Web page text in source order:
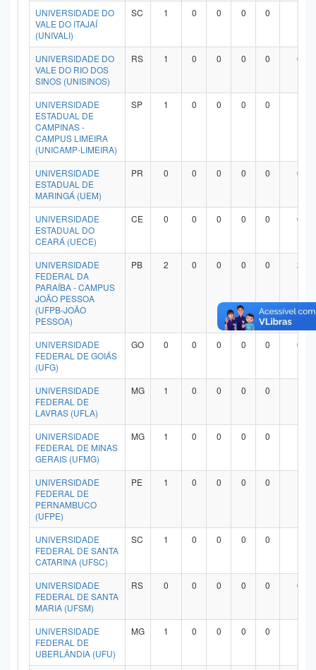
UNIVERSIDADE DO
VALE DO ITAJAÍ
(UNIVALI)
SC 1 0 0 0 0
UNIVERSIDADE DO
VALE DO RIO DOS
SINOS (UNISINOS)
RS 1 0 0 0 0 0
UNIVERSIDADE
ESTADUAL DE
CAMPINAS -
CAMPUS LIMEIRA
(UNICAMP-LIMEIRA)
SP 1 0 0 0 0
UNIVERSIDADE
ESTADUAL DE
MARINGÁ (UEM)
PR 0 0 0 0 0 0
UNIVERSIDADE
ESTADUAL DO
CEARÁ (UECE)
CE 0 0 0 0 0 0
UNIVERSIDADE
FEDERAL DA
PARAÍBA - CAMPUS
JOÃO PESSOA
(UFPB-JOÃO
PESSOA)
PB 2 0 0 0 0 2
UNIVERSIDADE
FEDERAL DE GOIÁS
(UFG)
GO 0 0 0 0 0 0
UNIVERSIDADE
FEDERAL DE
LAVRAS (UFLA)
MG 1 0 0 0 0
UNIVERSIDADE
FEDERAL DE MINAS
GERAIS (UFMG)
MG 1 0 0 0 0
UNIVERSIDADE
FEDERAL DE
PERNAMBUCO
(UFPE)
PE 1 0 0 0 0
UNIVERSIDADE
FEDERAL DE SANTA
CATARINA (UFSC)
SC 1 0 0 0 0
UNIVERSIDADE
FEDERAL DE SANTA
MARIA (UFSM)
RS 0 0 0 0 0 0
UNIVERSIDADE
FEDERAL DE
UBERLÂNDIA (UFU)
MG 1 0 0 0 0